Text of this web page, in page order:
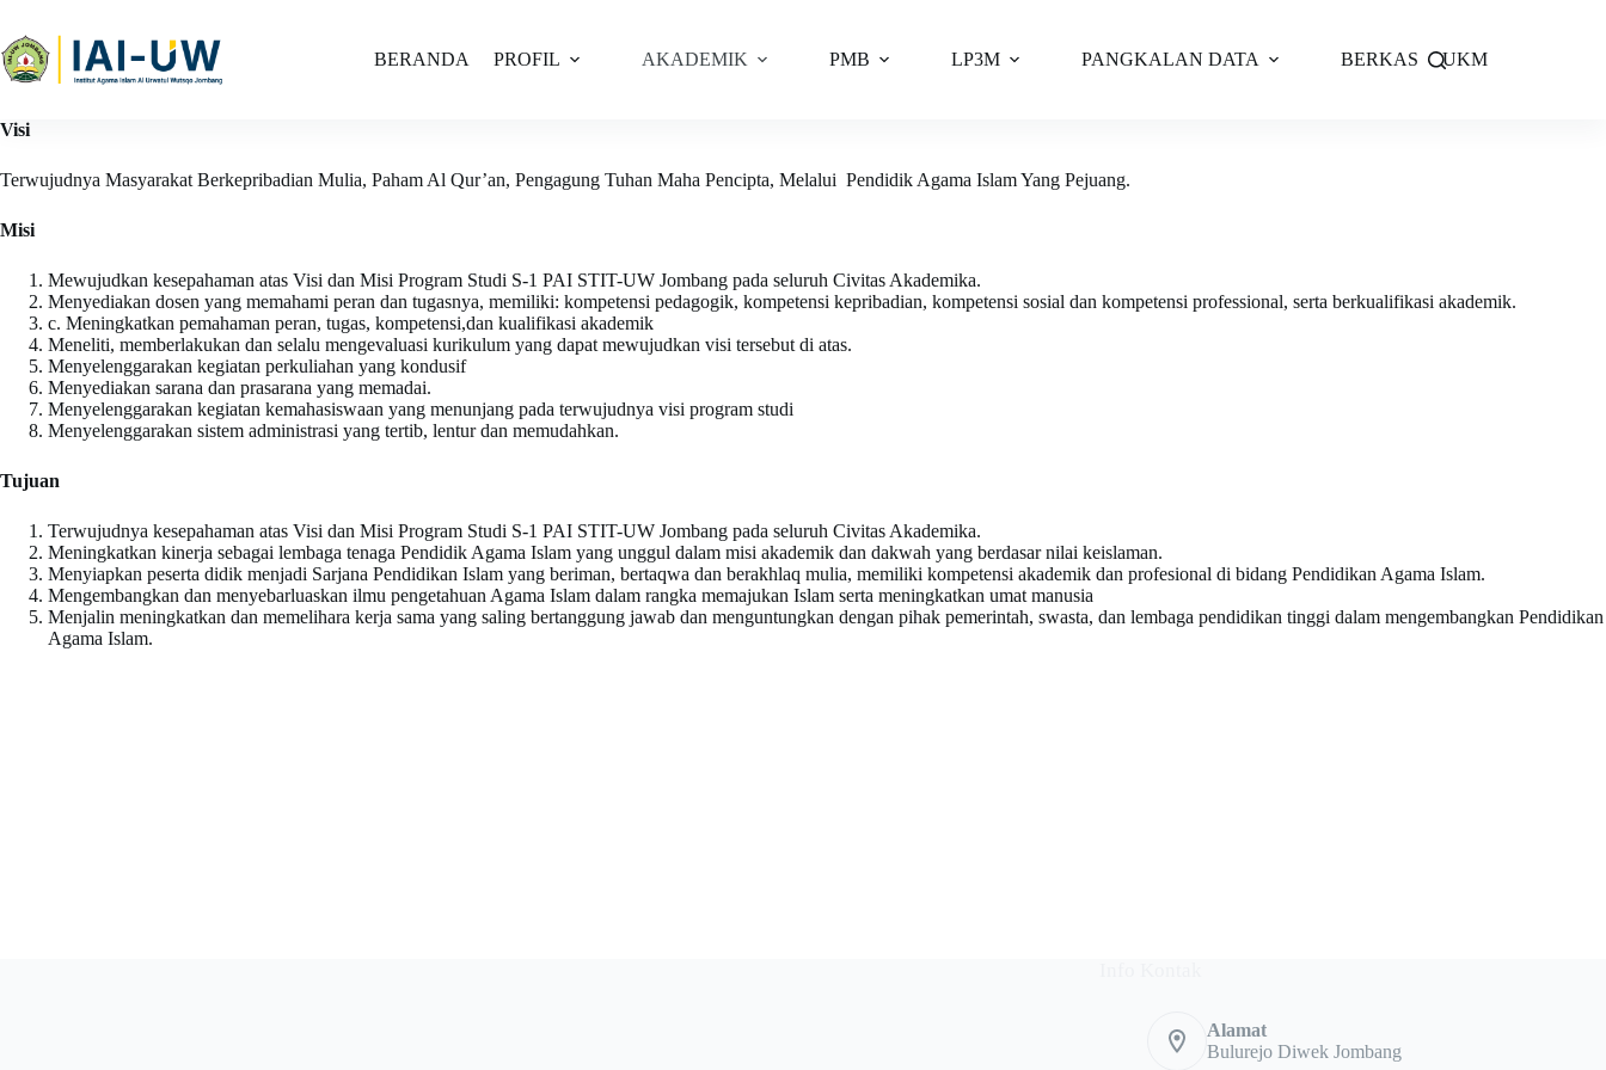
BERANDA PROFIL AKADEMIK PMB LP3M PANGKALAN DATA BERKAS UKM
Visi
Terwujudnya Masyarakat Berkepribadian Mulia, Paham Al Qur’an, Pengagung Tuhan Maha Pencipta, Melalui Pendidik Agama Islam Yang Pejuang.
Misi
Mewujudkan kesepahaman atas Visi dan Misi Program Studi S-1 PAI STIT-UW Jombang pada seluruh Civitas Akademika.
Menyediakan dosen yang memahami peran dan tugasnya, memiliki: kompetensi pedagogik, kompetensi kepribadian, kompetensi sosial dan kompetensi professional, serta berkualifikasi akademik.
c. Meningkatkan pemahaman peran, tugas, kompetensi,dan kualifikasi akademik
Meneliti, memberlakukan dan selalu mengevaluasi kurikulum yang dapat mewujudkan visi tersebut di atas.
Menyelenggarakan kegiatan perkuliahan yang kondusif
Menyediakan sarana dan prasarana yang memadai.
Menyelenggarakan kegiatan kemahasiswaan yang menunjang pada terwujudnya visi program studi
Menyelenggarakan sistem administrasi yang tertib, lentur dan memudahkan.
Tujuan
Terwujudnya kesepahaman atas Visi dan Misi Program Studi S-1 PAI STIT-UW Jombang pada seluruh Civitas Akademika.
Meningkatkan kinerja sebagai lembaga tenaga Pendidik Agama Islam yang unggul dalam misi akademik dan dakwah yang berdasar nilai keislaman.
Menyiapkan peserta didik menjadi Sarjana Pendidikan Islam yang beriman, bertaqwa dan berakhlaq mulia, memiliki kompetensi akademik dan profesional di bidang Pendidikan Agama Islam.
Mengembangkan dan menyebarluaskan ilmu pengetahuan Agama Islam dalam rangka memajukan Islam serta meningkatkan umat manusia
Menjalin meningkatkan dan memelihara kerja sama yang saling bertanggung jawab dan menguntungkan dengan pihak pemerintah, swasta, dan lembaga pendidikan tinggi dalam mengembangkan Pendidikan
Agama Islam.
Alamat
Bulurejo Diwek Jombang